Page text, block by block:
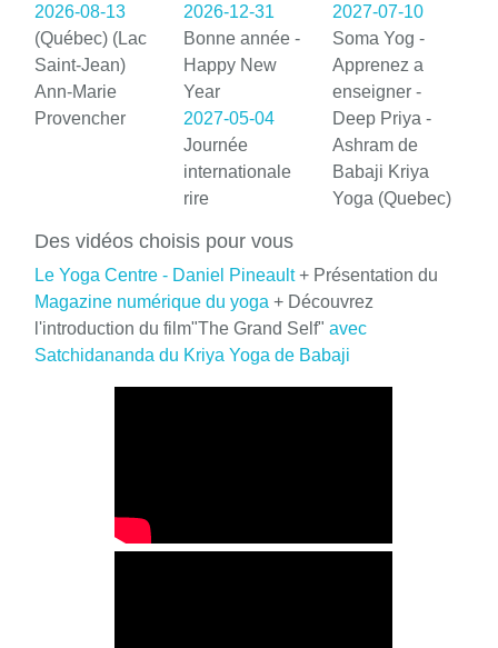
2026-08-13
(Québec) (Lac
Saint-Jean)
Ann-Marie
Provencher
2026-12-31
Bonne année -
Happy New
Year
2027-05-04
Journée
internationale
rire
2027-07-10
Soma Yog -
Apprenez a
enseigner -
Deep Priya -
Ashram de
Babaji Kriya
Yoga (Quebec)
Des vidéos choisis pour vous
Le Yoga Centre - Daniel Pineault+ Présentation du
Magazine numérique du yoga + Découvrez
l'introduction du film"The Grand Self" avec
Satchidananda du Kriya Yoga de Babaji